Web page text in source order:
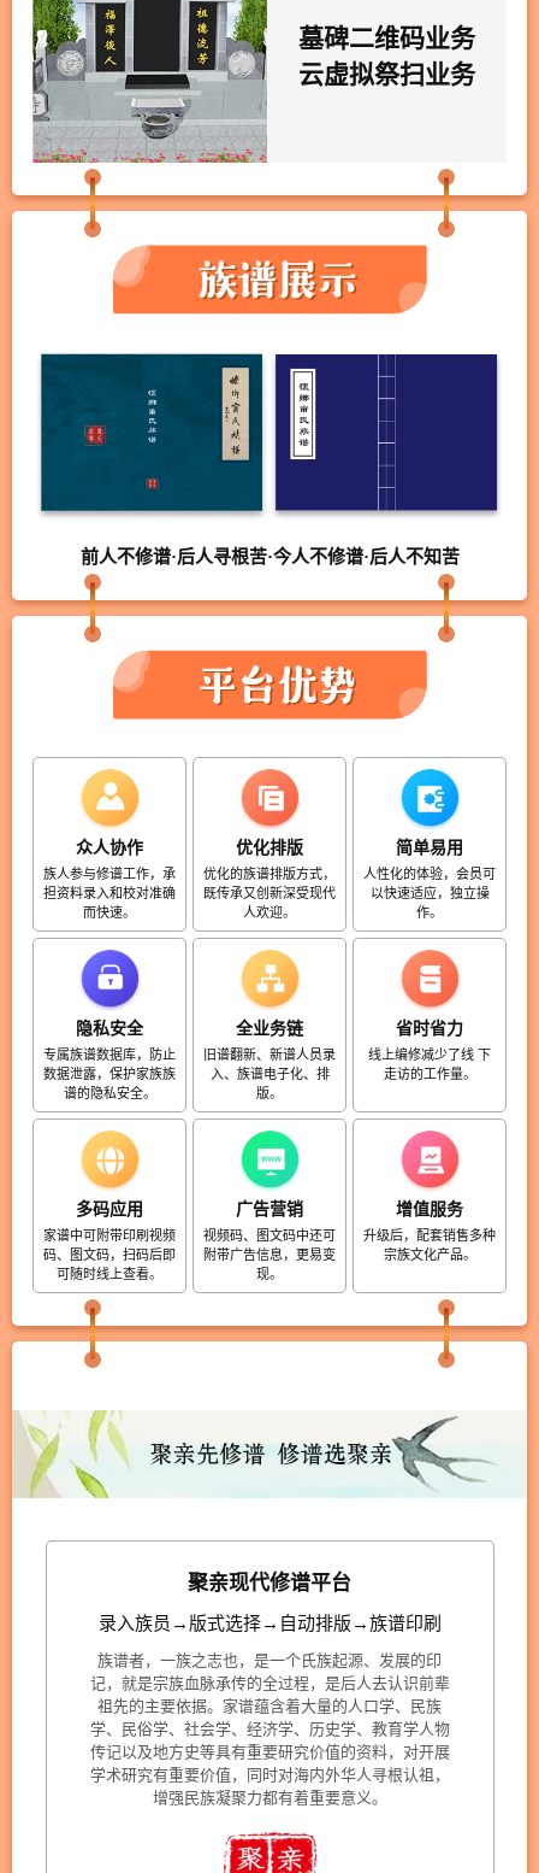
墓碑二维码业务
云虚拟祭扫业务
前人不修谱·后人寻根苦·今人不修谱·后人不知苦
众人协作
族人参与修谱工作，承
担资料录入和校对准确
而快速。
优化排版
优化的族谱排版方式，
既传承又创新深受现代
人欢迎。
简单易用
人性化的体验，会员可
以快速适应，独立操
作。
隐私安全
专属族谱数据库，防止
数据泄露，保护家族族
谱的隐私安全。
全业务链
旧谱翻新、新谱人员录
入、族谱电子化、排
版。
省时省力
线上编修减少了线 下
走访的工作量。
多码应用
家谱中可附带印刷视频
码、图文码，扫码后即
可随时线上查看。
广告营销
视频码、图文码中还可
附带广告信息，更易变
现。
增值服务
升级后，配套销售多种
宗族文化产品。
聚亲现代修谱平台
录入族员→版式选择→自动排版→族谱印刷
族谱者，一族之志也，是一个氏族起源、发展的印
记，就是宗族血脉承传的全过程，是后人去认识前辈
祖先的主要依据。家谱蕴含着大量的人口学、民族
学、民俗学、社会学、经济学、历史学、教育学人物
传记以及地方史等具有重要研究价值的资料，对开展
学术研究有重要价值，同时对海内外华人寻根认祖，
增强民族凝聚力都有着重要意义。